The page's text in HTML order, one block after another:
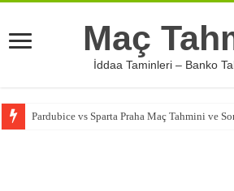
Maç
İddaa Taminleri – Banko
Pardubice vs Sparta Praha Maç Tahmini ve